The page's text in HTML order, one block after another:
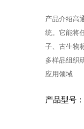
产品介绍高
统。它能将
子、古生物
多样品组织
应用领域
产品型号：